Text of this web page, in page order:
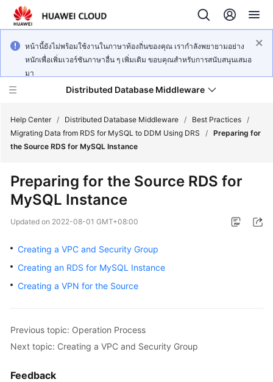
หน้านี้ยังไม่พร้อมใช้งานในภาษาท้องถิ่นของคุณ เรากำลังพยายามอย่าง
หนักเพื่อเพิ่มเวอร์ชันภาษาอื่น ๆ เพิ่มเติม ขอบคุณสำหรับการสนับสนุนเสมอ
มา
Distributed Database Middleware
Product
Overview
Billing
Started
User
Help Center / Distributed Database Middleware / Best Practices /
Migrating Data from RDS for MySQL to DDM Using DRS
/ Preparing for
the Source RDS for MySQL Instance
Preparing for the Source RDS for
MySQL Instance
Updated on 2022-08-01 GMT+08:00
Creating a VPC and Security Group
Creating an RDS for MySQL Instance
Creating a VPN for the Source
Previous topic: Operation Process
Next topic: Creating a VPC and Security Group
Feedback